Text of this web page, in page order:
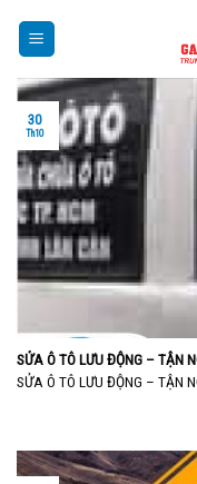
SỬA Ô TÔ LƯU ĐỘNG – TẬN
SỬA Ô TÔ LƯU ĐỘNG – TẬN
30
Th10